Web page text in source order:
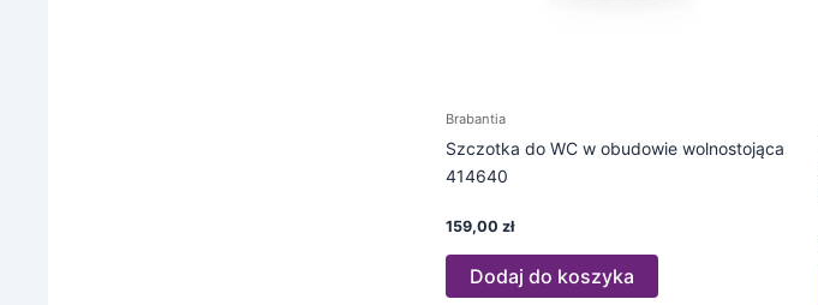
Brabantia
Szczotka do WC w obudowie wolnostojąca
414640
159,00 zł
Dodaj do koszyka